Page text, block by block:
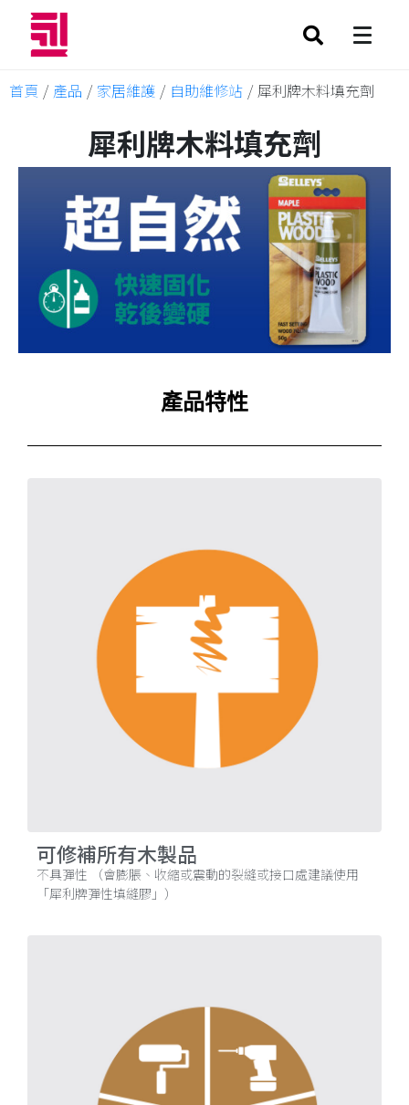
首頁 / 產品 / 家居維護 / 自助維修站 / 犀利牌木料填充劑
犀利牌木料填充劑
產品特性
可修補所有木製品
不具彈性 （會膨脹、收縮或震動的裂縫或接口處建議使用
「犀利牌彈性填縫膠」）